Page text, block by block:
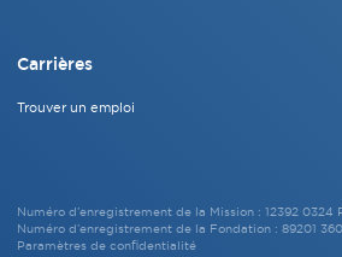
Carrières
Trouver un emploi
Numéro d’enregistrement de la Mission : 12392 0324
Numéro d’enregistrement de la Fondation : 89201
Paramètres de confidentialité